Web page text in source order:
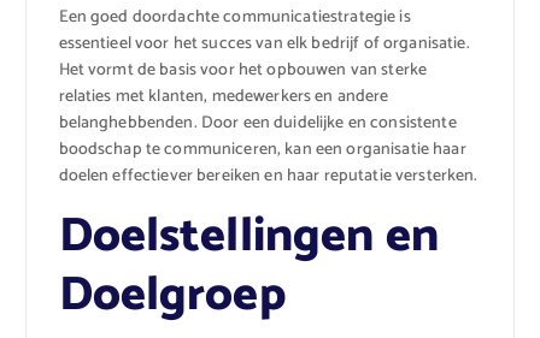
Een goed doordachte communicatiestrategie is
essentieel voor het succes van elk bedrijf of organisatie.
Het vormt de basis voor het opbouwen van sterke
relaties met klanten, medewerkers en andere
belanghebbenden. Door een duidelijke en consistente
boodschap te communiceren, kan een organisatie haar
doelen effectiever bereiken en haar reputatie versterken.
Doelstellingen en
Doelgroep